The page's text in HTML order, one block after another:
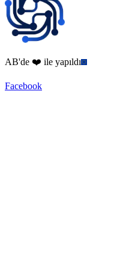
AB'de ❤️ ile yapıldı
Facebook